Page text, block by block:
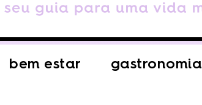
bem estar gastronomia